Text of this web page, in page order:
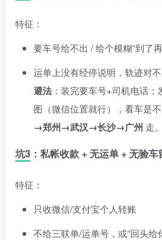
特征：
要车号给不出 / 给个模糊“到了
运单上没有经停说明，轨迹对
避法 ：装完要车号+司机电话
图（微信位置就行），看车是
→郑州→武汉→长沙→广州 走。
坑3：私帐收款 + 无运单 + 无验
特征：
只收微信/支付宝个人转账
不给三联单/运单号，或“回头给